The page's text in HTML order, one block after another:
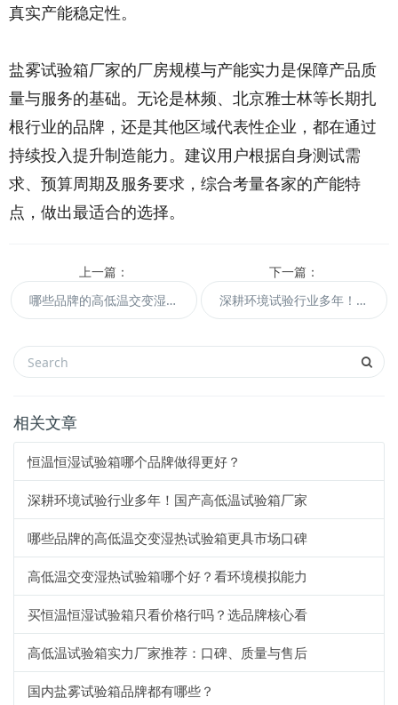
真实产能稳定性。
盐雾试验箱厂家的厂房规模与产能实力是保障产品质
量与服务的基础。无论是林频、北京雅士林等长期扎
根行业的品牌，还是其他区域代表性企业，都在通过
持续投入提升制造能力。建议用户根据自身测试需
求、预算周期及服务要求，综合考量各家的产能特
点，做出最适合的选择。
上一篇：
哪些品牌的高低温交变湿热试验箱更具市场口碑？
下一篇：
深耕环境试验行业多年！国产高低温试验箱厂家都有哪些
相关文章
恒温恒湿试验箱哪个品牌做得更好？
深耕环境试验行业多年！国产高低温试验箱厂家
哪些品牌的高低温交变湿热试验箱更具市场口碑
高低温交变湿热试验箱哪个好？看环境模拟能力
买恒温恒湿试验箱只看价格行吗？选品牌核心看
高低温试验箱实力厂家推荐：口碑、质量与售后
国内盐雾试验箱品牌都有哪些？